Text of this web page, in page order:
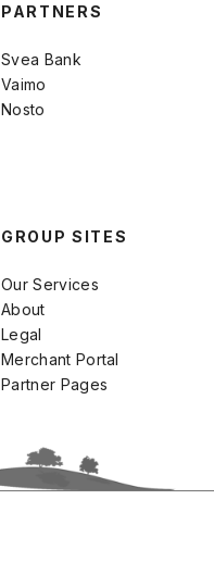
PARTNERS
Svea Bank
Vaimo
Nosto
GROUP SITES
Our Services
About
Legal
Merchant Portal
Partner Pages